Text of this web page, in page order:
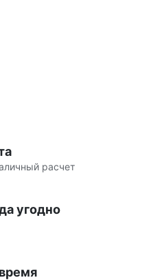
расчет
угодно